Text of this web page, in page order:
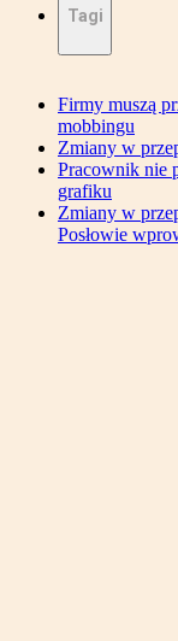
Tagi
Firmy muszą
mobbingu
Zmiany w
Pracownik nie
grafiku
Zmiany w
Posłowie